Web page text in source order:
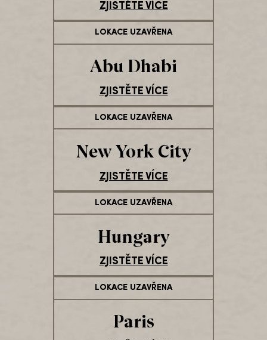
ZJISTĚTE VÍCE
LOKACE UZAVŘENA
Abu Dhabi
ZJISTĚTE VÍCE
LOKACE UZAVŘENA
New York City
ZJISTĚTE VÍCE
LOKACE UZAVŘENA
Hungary
ZJISTĚTE VÍCE
LOKACE UZAVŘENA
Paris